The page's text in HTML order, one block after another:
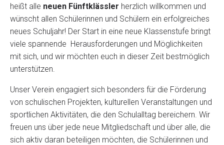
heißt alle neuen Fünftklässler herzlich willkommen und
wünscht allen Schülerinnen und Schülern ein erfolgreiches
neues Schuljahr! Der Start in eine neue Klassenstufe bringt
viele spannende Herausforderungen und Möglichkeiten
mit sich, und wir möchten euch in dieser Zeit bestmöglich
unterstützen.
Unser Verein engagiert sich besonders für die Förderung
von schulischen Projekten, kulturellen Veranstaltungen und
sportlichen Aktivitäten, die den Schulalltag bereichern. Wir
freuen uns über jede neue Mitgliedschaft und über alle, die
sich aktiv daran beteiligen möchten, die Schülerinnen und